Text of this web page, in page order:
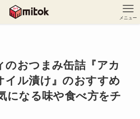
メニュー
のおつまみ缶詰『アカ
イル漬け』のおすすめ
になる味や食べ方をチ